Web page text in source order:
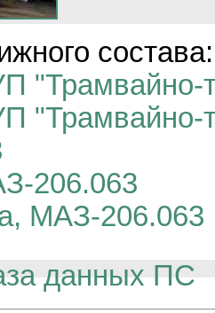
состава:
206.063
МАЗ-206.063
данных ПС